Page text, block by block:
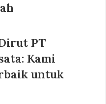
PT
Kami
untuk